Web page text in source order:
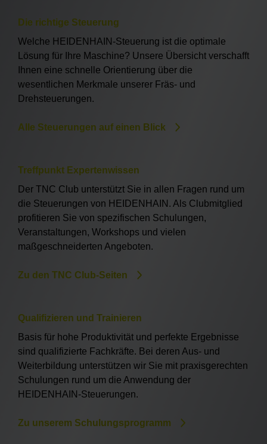
Die richtige Steuerung
Welche HEIDENHAIN-Steuerung ist die optimale
Lösung für Ihre Maschine? Unsere Übersicht verschafft
Ihnen eine schnelle Orientierung über die
wesentlichen Merkmale unserer Fräs- und
Drehsteuerungen.
Alle Steuerungen auf einen Blick
Treffpunkt Expertenwissen
Der TNC Club unterstützt Sie in allen Fragen rund um
die Steuerungen von HEIDENHAIN. Als Clubmitglied
profitieren Sie von spezifischen Schulungen,
Veranstaltungen, Workshops und vielen
maßgeschneiderten Angeboten.
Zu den TNC Club-Seiten
Qualifizieren und Trainieren
Basis für hohe Produktivität und perfekte Ergebnisse
sind qualifizierte Fachkräfte. Bei deren Aus- und
Weiterbildung unterstützen wir Sie mit praxisgerechten
Schulungen rund um die Anwendung der
HEIDENHAIN-Steuerungen.
Zu unserem Schulungsprogramm